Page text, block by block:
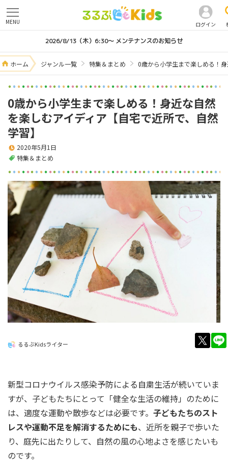
ログイン
MENU
2026/8/13（木）6:30～ メンテナンスのお知らせ
ホーム ジャンル一覧 特集＆まとめ 0歳から小学生まで楽しめる！
0歳から小学生まで楽しめる！身近な自然
を楽しむアイディア【自宅で近所で、自然
学習】
特集＆まとめ
2020年5月1日
るるぶKidsライター
新型コロナウイルス感染予防による自粛生活が続いていま
すが、子どもたちにとって「健全な生活の維持」のために
は、適度な運動や散歩などは必要です。 子どもたちのスト
レスや運動不足を解消するためにも、近所を親子で歩いた
り、庭先に出たりして、自然の風の心地よさを感じたいも
のです。